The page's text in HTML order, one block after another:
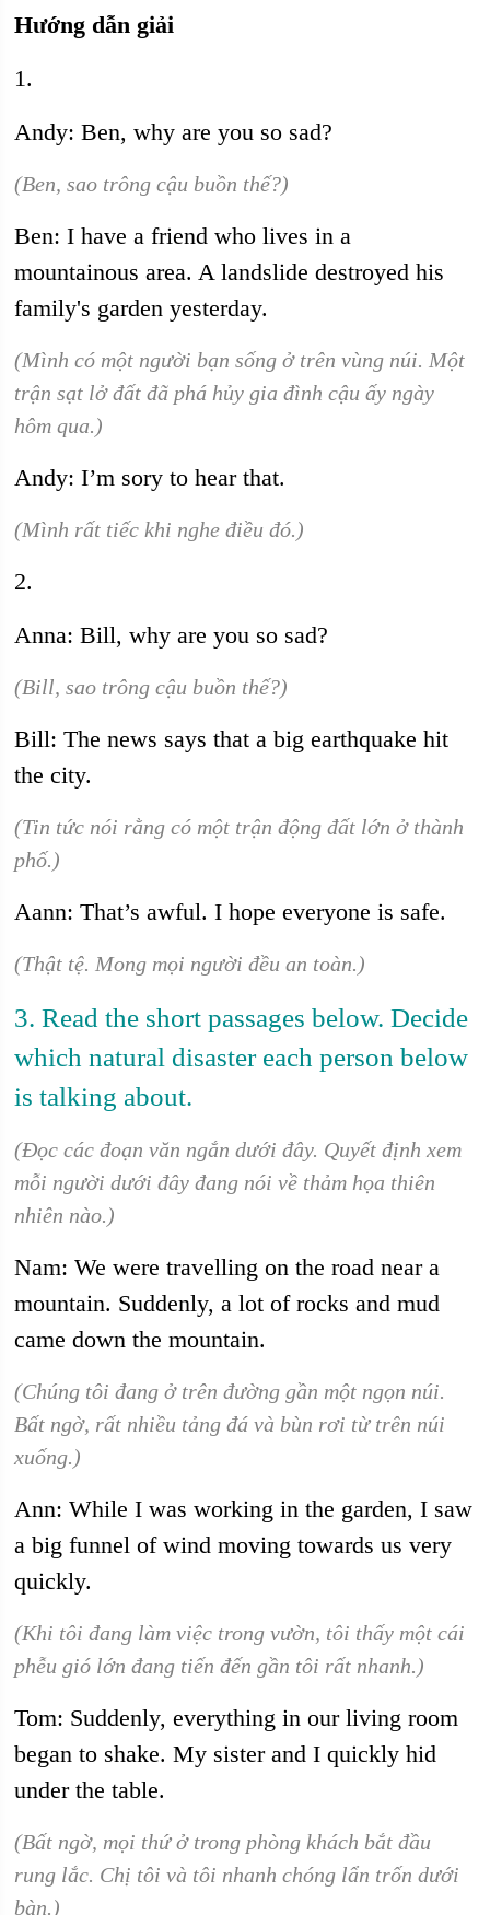
Hướng dẫn giải
1.
Andy: Ben, why are you so sad?
(Ben, sao trông cậu buồn thế?)
Ben: I have a friend who lives in a
mountainous area. A landslide destroyed his
family's garden yesterday.
(Mình có một người bạn sống ở trên vùng núi. Một
trận sạt lở đất đã phá hủy gia đình cậu ấy ngày
hôm qua.)
Andy: I’m sory to hear that.
(Mình rất tiếc khi nghe điều đó.)
2.
Anna: Bill, why are you so sad?
(Bill, sao trông cậu buồn thế?)
Bill: The news says that a big earthquake hit
the city.
(Tin tức nói rằng có một trận động đất lớn ở thành
phố.)
Aann: That’s awful. I hope everyone is safe.
(Thật tệ. Mong mọi người đều an toàn.)
3. Read the short passages below. Decide
which natural disaster each person below
is talking about.
(Đọc các đoạn văn ngắn dưới đây. Quyết định xem
mỗi người dưới đây đang nói về thảm họa thiên
nhiên nào.)
Nam: We were travelling on the road near a
mountain. Suddenly, a lot of rocks and mud
came down the mountain.
(Chúng tôi đang ở trên đường gần một ngọn núi.
Bất ngờ, rất nhiều tảng đá và bùn rơi từ trên núi
xuống.)
Ann: While I was working in the garden, I saw
a big funnel of wind moving towards us very
quickly.
(Khi tôi đang làm việc trong vườn, tôi thấy một cái
phễu gió lớn đang tiến đến gần tôi rất nhanh.)
Tom: Suddenly, everything in our living room
began to shake. My sister and I quickly hid
under the table.
(Bất ngờ, mọi thứ ở trong phòng khách bắt đầu
rung lắc. Chị tôi và tôi nhanh chóng lẩn trốn dưới
bàn.)